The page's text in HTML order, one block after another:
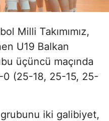
Milli Takımımız,
U19 Balkan
üçüncü maçında
0 (25-18, 25-15, 25-
iki galibiyet,